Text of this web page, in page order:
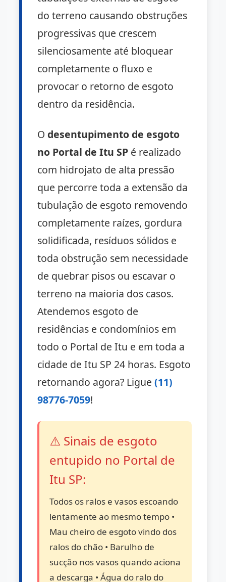
do terreno causando obstruções
progressivas que crescem
silenciosamente até bloquear
completamente o fluxo e
provocar o retorno de esgoto
dentro da residência.
O desentupimento de esgoto
no Portal de Itu SP é realizado
com hidrojato de alta pressão
que percorre toda a extensão da
tubulação de esgoto removendo
completamente raízes, gordura
solidificada, resíduos sólidos e
toda obstrução sem necessidade
de quebrar pisos ou escavar o
terreno na maioria dos casos.
Atendemos esgoto de
residências e condomínios em
todo o Portal de Itu e em toda a
cidade de Itu SP 24 horas. Esgoto
retornando agora? Ligue(11)
98776-7059!
⚠️ Sinais de esgoto
entupido no Portal de
Itu SP:
Todos os ralos e vasos escoando
lentamente ao mesmo tempo •
Mau cheiro de esgoto vindo dos
ralos do chão • Barulho de
sucção nos vasos quando aciona
a descarga • Água do ralo do